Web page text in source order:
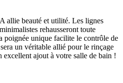
allie beauté et utilité. Les lignes
rehausseront toute
poignée unique facilite le contrôle de
un véritable allié pour le rinçage
excellent ajout à votre salle de bain !